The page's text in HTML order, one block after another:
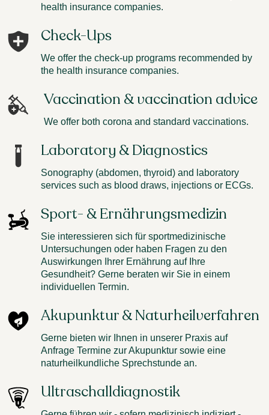
health insurance companies.
Check-Ups
We offer the check-up programs recommended by
the health insurance companies.
Vaccination & vaccination advice
We offer both corona and standard vaccinations.
Laboratory & Diagnostics
Sonography (abdomen, thyroid) and laboratory
services such as blood draws, injections or ECGs.
Sport- & Ernährungsmedizin
Sie interessieren sich für sportmedizinische
Untersuchungen oder haben Fragen zu den
Auswirkungen Ihrer Ernährung auf Ihre
Gesundheit? Gerne beraten wir Sie in einem
individuellen Termin.
Akupunktur & Naturheilverfahren
Gerne bieten wir Ihnen in unserer Praxis auf
Anfrage Termine zur Akupunktur sowie eine
naturheilkundliche Sprechstunde an.
Ultraschalldiagnostik